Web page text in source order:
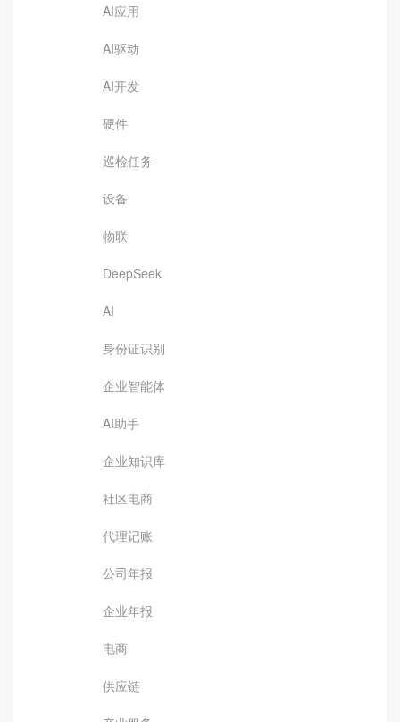
AI应用
AI驱动
AI开发
硬件
巡检任务
设备
物联
DeepSeek
AI
身份证识别
企业智能体
AI助手
企业知识库
社区电商
代理记账
公司年报
企业年报
电商
供应链